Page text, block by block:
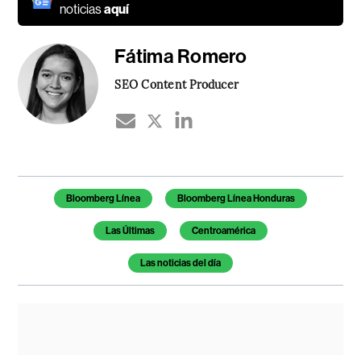
noticiasaquí
Fátima Romero
SEO Content Producer
Temas de este artículo
Bloomberg Línea Bloomberg Línea Honduras
Las Últimas Centroamérica
Las noticias del día